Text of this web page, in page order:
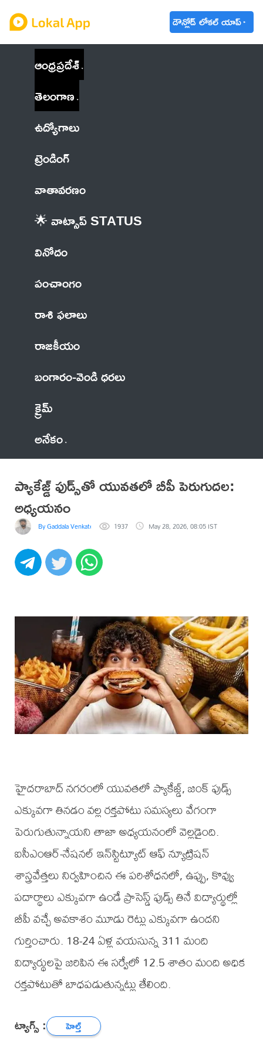
డౌన్లోడ్ లోకల్ యాప్
ఆంధ్రప్రదేశ్
తెలంగాణ
ఉద్యోగాలు
ట్రెండింగ్
వాతావరణం
🌟 వాట్సాప్ STATUS
వినోదం
పంచాంగం
రాశి ఫలాలు
రాజకీయం
బంగారం-వెండి ధరలు
క్రైమ్
అనేకం
ప్యాకేజ్డ్ ఫుడ్స్‌తో యువతలో బీపీ పెరుగుదల:
అధ్యయనం
By Gaddala VenkateswaraRao1937 May 28, 2026, 08:05 IST
హైదరాబాద్ నగరంలో యువతలో ప్యాకేజ్డ్, జంక్ ఫుడ్స్
ఎక్కువగా తినడం వల్ల రక్తపోటు సమస్యలు వేగంగా
పెరుగుతున్నాయని తాజా అధ్యయనంలో వెల్లడైంది.
ఐసీఎంఆర్-నేషనల్ ఇన్‌స్టిట్యూట్ ఆఫ్ న్యూట్రిషన్
శాస్త్రవేత్తలు నిర్వహించిన ఈ పరిశోధనలో, ఉప్పు, కొవ్వు
పదార్థాలు ఎక్కువగా ఉండే ప్రాసెస్డ్ ఫుడ్స్ తినే విద్యార్థుల్లో
బీపీ వచ్చే అవకాశం మూడు రెట్లు ఎక్కువగా ఉందని
గుర్తించారు. 18-24 ఏళ్ల వయసున్న 311 మంది
విద్యార్థులపై జరిపిన ఈ సర్వేలో 12.5 శాతం మంది అధిక
రక్తపోటుతో బాధపడుతున్నట్లు తేలింది.
ట్యాగ్స్ : హెల్త్